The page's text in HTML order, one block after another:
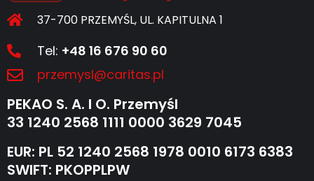
37-700 PRZEMYŚL, UL. KAPITULNA 1
Tel: +48 16 676 90 60
przemysl@caritas.pl
PEKAO S. A. I O. Przemyśl
33 1240 2568 1111 0000 3629 7045
EUR: PL 52 1240 2568 1978 0010 6173 6383
SWIFT: PKOPPLPW